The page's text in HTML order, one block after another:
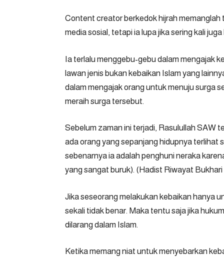
Content creator berkedok hijrah
media sosial, tetapi ia lupa jika sering kali
Ia terlalu menggebu-gebu dalam mengajak
lawan jenis bukan kebaikan Islam yang
dalam mengajak orang untuk menuju surga
meraih surga tersebut.
Sebelum zaman ini terjadi, Rasulullah SAW
ada orang yang sepanjang hidupnya terlihat
sebenarnya ia adalah penghuni neraka
yang sangat buruk). (Hadist Riwayat Bukhari
Jika seseorang melakukan kebaikan hanya
sekali tidak benar. Maka tentu saja jika
dilarang dalam Islam.
Ketika memang niat untuk menyebarkan